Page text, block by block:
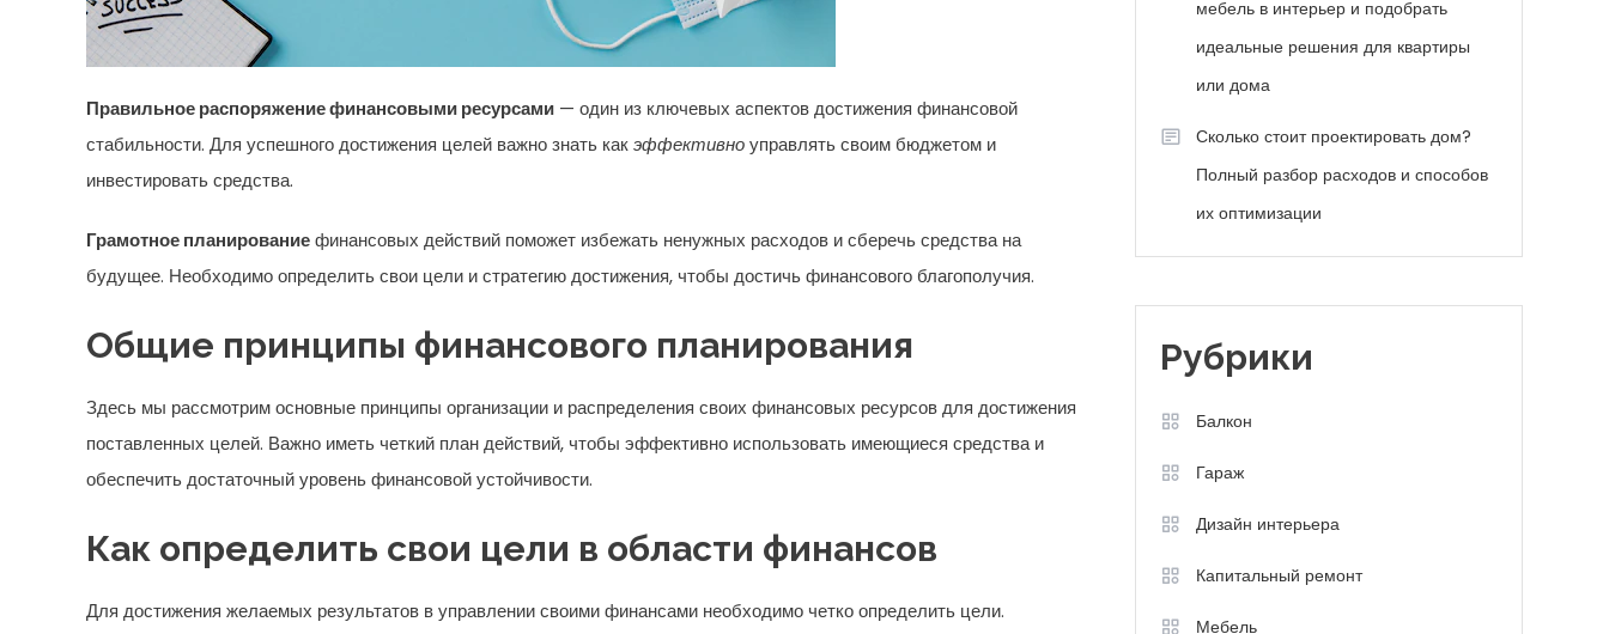
Правильное распоряжение финансовыми ресурсами — один из ключевых аспектов достижения финансовой
стабильности. Для успешного достижения целей важно знать какэффективноуправлять своим бюджетом и
инвестировать средства.
Грамотное планированиефинансовых действий поможет избежать ненужных расходов и сберечь средства на
будущее. Необходимо определить свои цели и стратегию достижения, чтобы достичь финансового благополучия.
Общие принципы финансового планирования
Здесь мы рассмотрим основные принципы организации и распределения своих финансовых ресурсов для достижения
поставленных целей. Важно иметь четкий план действий, чтобы эффективно использовать имеющиеся средства и
обеспечить достаточный уровень финансовой устойчивости.
Как определить свои цели в области финансов
Для достижения желаемых результатов в управлении своими финансами необходимо четко определить цели.
мебель в интерьер и подобрать
идеальные решения для квартиры
или дома
Сколько стоит проектировать дом?
Полный разбор расходов и способов
их оптимизации
Рубрики
Балкон
Гараж
Дизайн интерьера
Капитальный ремонт
Мебель